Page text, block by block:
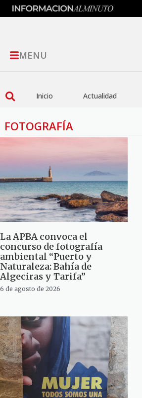
MENU
Inicio Actualidad
FOTOGRAFÍA
La APBA convoca el
concurso de fotografía
ambiental “Puerto y
Naturaleza: Bahía de
Algeciras y Tarifa”
6 de agosto de 2026